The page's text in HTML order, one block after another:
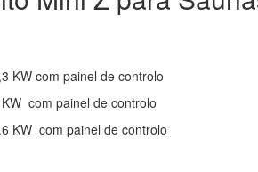
KW com painel de controlo
com painel de controlo
KW com painel de controlo